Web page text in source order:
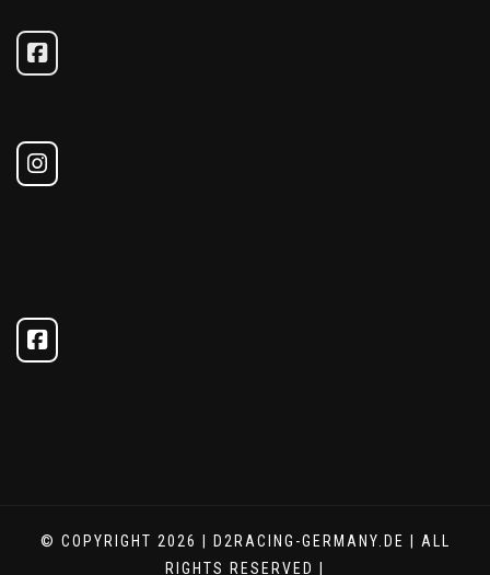
© COPYRIGHT 2026 | D2RACING-GERMANY.DE | ALL
RIGHTS RESERVED |